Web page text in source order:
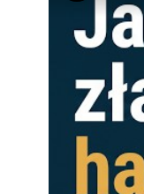
m
t